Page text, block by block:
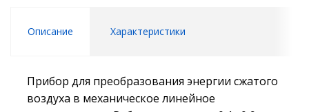
Описание Характеристики
Прибор для преобразования энергии сжатого
воздуха в механическое линейное